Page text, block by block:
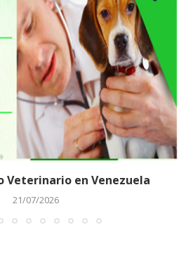
Veterinario en Venezuela
21/07/2026